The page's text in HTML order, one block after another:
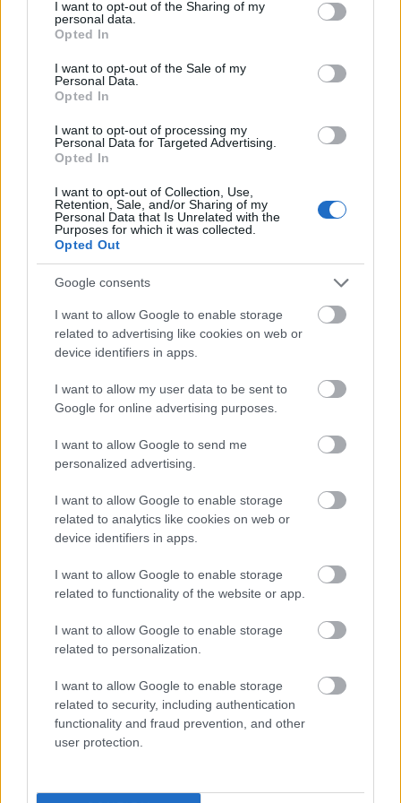
not limited to your visit or usage behaviour. You may click to
grant or deny consent to Google and its third-party tags to
use your data for below specified purposes in below Google
consent section.
I want to opt-out of the Sharing of my
personal data.
Opted In
I want to opt-out of the Sale of my
Personal Data.
Opted In
I want to opt-out of processing my
Personal Data for Targeted Advertising.
Opted In
I want to opt-out of Collection, Use,
Retention, Sale, and/or Sharing of my
Personal Data that Is Unrelated with the
Purposes for which it was collected.
Opted Out
Google consents
I want to allow Google to enable storage
related to advertising like cookies on web or
device identifiers in apps.
I want to allow my user data to be sent to
Google for online advertising purposes.
I want to allow Google to send me
personalized advertising.
I want to allow Google to enable storage
related to analytics like cookies on web or
device identifiers in apps.
I want to allow Google to enable storage
related to functionality of the website or app.
I want to allow Google to enable storage
related to personalization.
I want to allow Google to enable storage
related to security, including authentication
functionality and fraud prevention, and other
user protection.
Helge élete, Bárka
szinhazhu•2005. január 07.
A darab 2004-ben játszódik. Emberek már
nincsenek, az állatok átvették az uralmat a ’majmok
bolygóján’. Isten még van, az állatok
szórakoztatására képes rövid idõre emberi életet
teremteni, például egy színházi elõadás erejéig.
Szórakoztató mûvész, akárcsak a halál. Most épp
egy tapír és…
SZÍNHÁZ, 2005 Január